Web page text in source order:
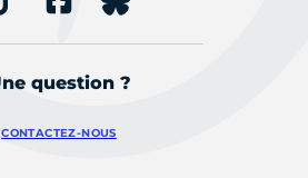
question ?
CONTACTEZ-NOUS